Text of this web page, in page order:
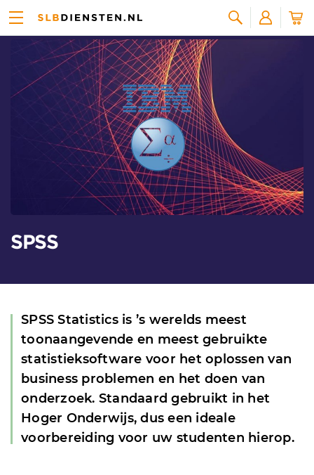
Zoeken
Alle licenties
SPSS
SPSS Statistics is ’s werelds meest
toonaangevende en meest gebruikte
statistieksoftware voor het oplossen van
business problemen en het doen van
onderzoek. Standaard gebruikt in het
Hoger Onderwijs, dus een ideale
voorbereiding voor uw studenten hierop.